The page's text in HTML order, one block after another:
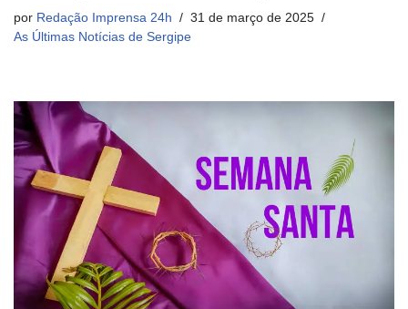
por Redação Imprensa 24h
31 de março de 2025
As Últimas Notícias de Sergipe